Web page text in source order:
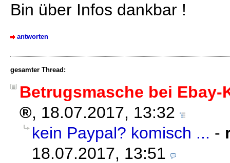
Bin über Infos dankbar !
antworten
gesamter Thread:
Betrugsmasche bei
, 18.07.2017, 13:32
kein Paypal? komisch ... -
18.07.2017, 13:51